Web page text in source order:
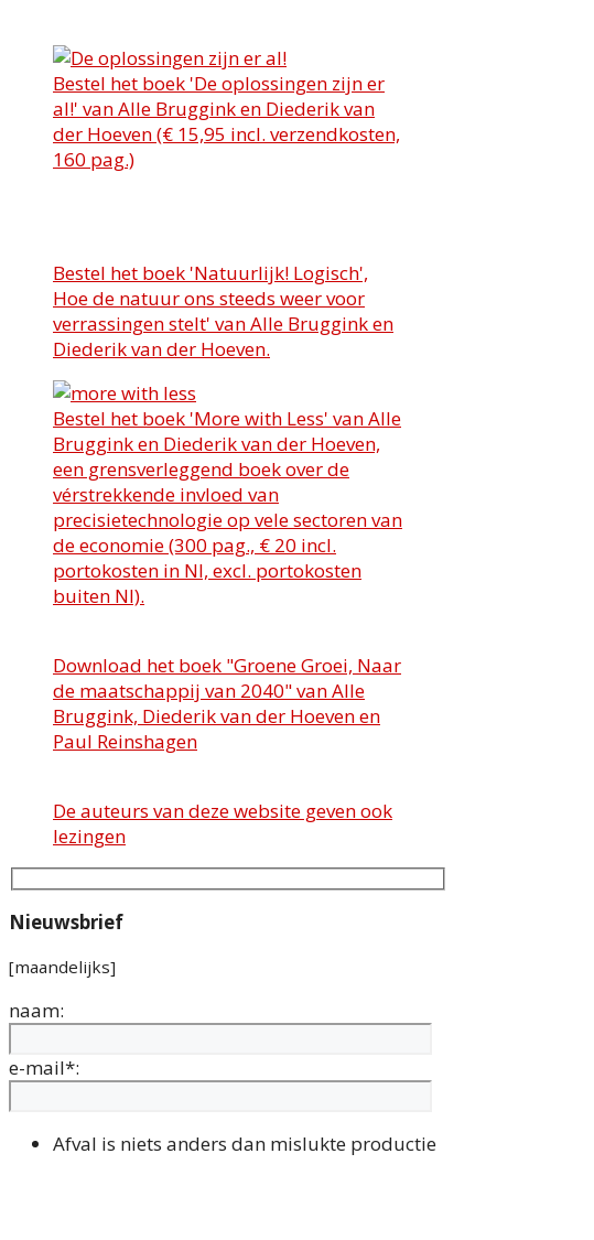
Bestel het boek 'De oplossingen zijn er
al!' van Alle Bruggink en Diederik van
der Hoeven (€ 15,95 incl. verzendkosten,
160 pag.)
Bestel het boek 'Natuurlijk! Logisch',
Hoe de natuur ons steeds weer voor
verrassingen stelt' van Alle Bruggink en
Diederik van der Hoeven.
Bestel het boek 'More with Less' van Alle
Bruggink en Diederik van der Hoeven,
een grensverleggend boek over de
vérstrekkende invloed van
precisietechnologie op vele sectoren van
de economie (300 pag., € 20 incl.
portokosten in Nl, excl. portokosten
buiten Nl).
Download het boek "Groene Groei, Naar
de maatschappij van 2040" van Alle
Bruggink, Diederik van der Hoeven en
Paul Reinshagen
De auteurs van deze website geven ook
lezingen
Nieuwsbrief
[maandelijks]
naam:
e-mail*:
Afval is niets anders dan mislukte productie